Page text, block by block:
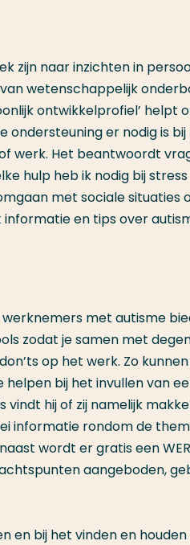
zijn naar inzichten in
wetenschappelijk
ontwikkelprofiel’ helpt
ondersteuning er nodig is
werk. Het beantwoordt
hulp heb ik nodig bij
met sociale situaties
en tips over
met autisme
zodat je samen met
op het werk. Zo
bij het invullen van
hij of zij namelijk
informatie rondom de
wordt er gratis een
aangeboden,
en bij het vinden en houden